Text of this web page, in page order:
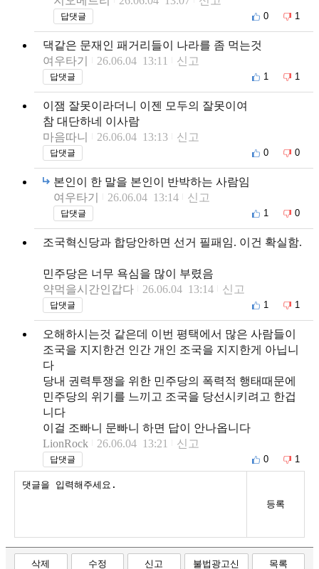
답댓글 0 1
댁같은 문재인 패거리들이 나라를 좀 먹는것
여우타기
26.06.04 13:11 신고
답댓글 1 1
이잼 잘못이라더니 이젠 모두의 잘못이여
참 대단하네 이사람
마음따니
26.06.04 13:13 신고
답댓글 0 0
본인이 한 말을 본인이 반박하는 사람임
여우타기
26.06.04 13:14 신고
답댓글 1 0
조국혁신당과 합당안하면 선거 필패임. 이건 확실함.
민주당은 너무 욕심을 많이 부렸음
약먹을시간인갑다
26.06.04 13:14 신고
답댓글 1 1
오해하시는것 같은데 이번 평택에서 많은 사람들이
조국을 지지한건 인간 개인 조국을 지지한게 아닙니
다
당내 권력투쟁을 위한 민주당의 폭력적 행태때문에
민주당의 위기를 느끼고 조국을 당선시키려고 한겁
니다
이걸 조빠니 문빠니 하면 답이 안나옵니다
LionRock
26.06.04 13:21 신고
답댓글 0 1
등록
삭제 수정 신고 불법광고신 목록